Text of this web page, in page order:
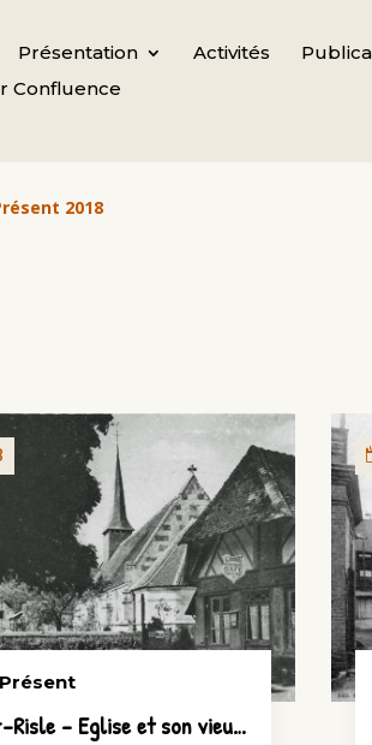
Présentation Activités
Confluence
2018
Grosley-sur-Risle – Eglise et son vieux mur de cimetière